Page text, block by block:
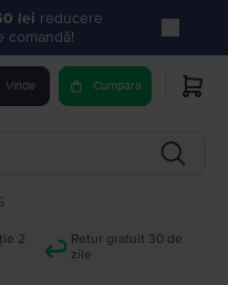
lei reducere
comandă!
Vinde Cumpara
2
Retur gratuit 30 de
zile